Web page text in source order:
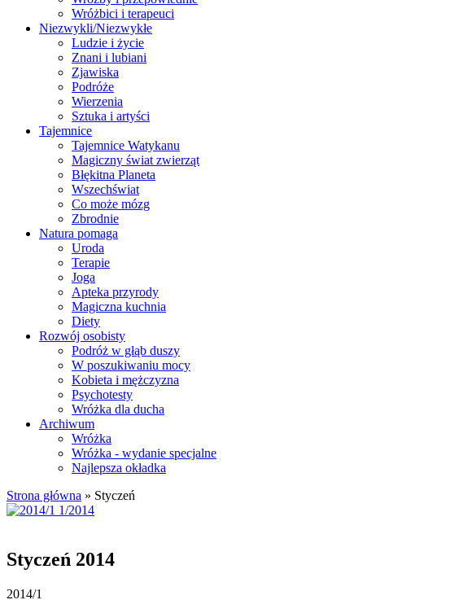
Wróżbici i terapeuci
Niezwykli/Niezwykłe
Ludzie i życie
Znani i lubiani
Zjawiska
Podróże
Wierzenia
Sztuka i artyści
Tajemnice
Tajemnice Watykanu
Magiczny świat zwierząt
Błękitna Planeta
Wszechświat
Co może mózg
Zbrodnie
Natura pomaga
Uroda
Terapie
Joga
Apteka przyrody
Magiczna kuchnia
Diety
Rozwój osobisty
Podróż w głąb duszy
W poszukiwaniu mocy
Kobieta i mężczyzna
Psychotesty
Wróżka dla ducha
Archiwum
Wróżka
Wróżka - wydanie specjalne
Najlepsza okładka
Strona główna » Styczeń
Styczeń 2014
2014/1